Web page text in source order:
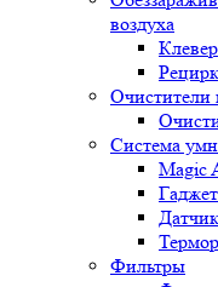
воздуха
Клевер
Очистители
Система
Magic
Датчик
Фильтры